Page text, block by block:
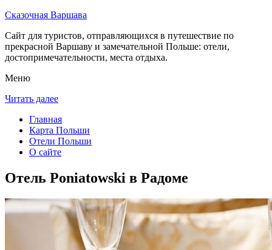
Сказочная Варшава
Сайт для туристов, отправляющихся в путешествие по
прекрасной Варшаву и замечательной Польше: отели,
достопримечательности, места отдыха.
Меню
Читать далее
Главная
Карта Польши
Отели Польши
О сайте
Отель Poniatowski в Радоме